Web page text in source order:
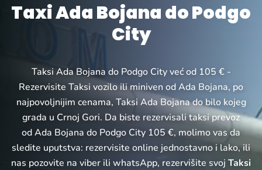
Taxi Ada Bojana do Podgo
City
Taksi Ada Bojana do Podgo City već od 105 € -
Rezervisite Taksi vozilo ili miniven od Ada Bojana, po
najpovoljnijim cenama, Taksi Ada Bojana do bilo kojeg
grada u Crnoj Gori. Da biste rezervisali taksi prevoz
od Ada Bojana do Podgo City 105 €, molimo vas da
sledite uputstva: rezervisite online jednostavno i lako, ili
nas pozovite na viber ili whatsApp, rezervišite svoj Taksi